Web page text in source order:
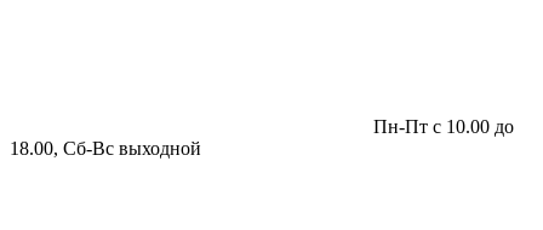
Пн-Пт с 10.00 до
18.00, Сб-Вс выходной